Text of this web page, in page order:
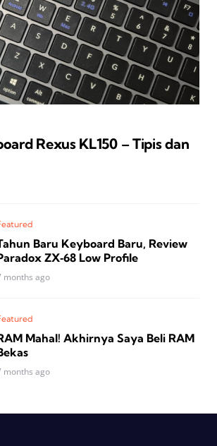
Rexus KL150 – Tipis dan
Baru Keyboard Baru, Review
ZX‑68 Low Profile
months ago
Mahal! Akhirnya Saya Beli RAM
months ago